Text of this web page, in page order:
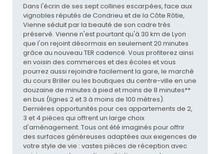
Dans l'écrin de ses sept collines escarpées, face aux
vignobles réputés de Condrieu et de la Côte Rôtie,
Vienne séduit par la beauté de son cadre très
préservé. Vienne n'est pourtant qu'à 30 km de Lyon
que l'on rejoint désormais en seulement 20 minutes
grâce au nouveau TER cadencé. Vous profiterez ainsi
en voisin des commerces et des écoles et vous
pourrez aussi rejoindre facilement la gare, le marché
du cours Briller ou les boutiques du centre-ville en une
douzaine de minutes à pied et moins de 8 minutes**
en bus (lignes 2 et 3 à moins de 100 mètres).
Dernières opportunités pour ces appartements de 2,
3 et 4 pièces qui offrent un large choix
d'aménagement. Tous ont été imaginés pour offrir
des surfaces généreuses adaptées aux exigences de
votre style de vie : vastes pièces de réception avec